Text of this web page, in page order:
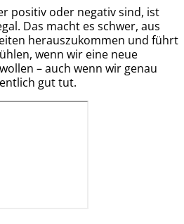
positiv oder negativ sind, ist
Das macht es schwer, aus
herauszukommen und führt
wenn wir eine neue
– auch wenn wir genau
gut tut.